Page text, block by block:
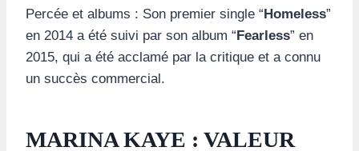
Percée et albums : Son premier single “Homeless”
en 2014 a été suivi par son album “Fearless” en
2015, qui a été acclamé par la critique et a connu
un succès commercial.
MARINA KAYE : VALEUR